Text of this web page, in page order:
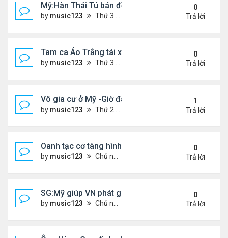
Mỹ:Hàn Thái Tú bán đồ ăn online mưu sinh
by music123 Thứ 3 Tháng 7 28, 2026 4:36 pm
0
Trả lời
Tam ca Áo Trắng tái xuất trên sân khấu
by music123 Thứ 3 Tháng 7 28, 2026 4:32 pm
0
Trả lời
Vô gia cư ở Mỹ -Giờ đây tôi có căn hộ giá 200 đô
by music123 Thứ 2 Tháng 7 27, 2026 4:56 am
1
Trả lời
Oanh tạc cơ tàng hình đáng sợ nhất thế giới
by music123 Chủ nhật Tháng 7 26, 2026 5:46 pm
0
Trả lời
SG:Mỹ giúp VN phát giác xưởng sản xuất giày
by music123 Chủ nhật Tháng 7 26, 2026 5:22 pm
0
Trả lời